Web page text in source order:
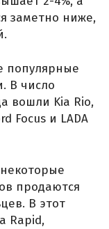
заметно ниже,
популярные
В число
вошли Kia Rio,
Focus и LADA
продаются
В этот
Rapid,